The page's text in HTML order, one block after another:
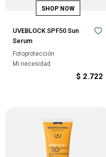
UVEBLOCK SPF50 Sun
Serum
Fotoprotección
Mi necesidad
$ 2.722